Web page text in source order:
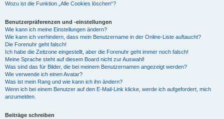
Wozu ist die Funktion „Alle Cookies löschen“?
Benutzerpräferenzen und -einstellungen
Wie kann ich meine Einstellungen ändern?
Wie kann ich verhindern, dass mein Benutzername in der Online-Liste auftaucht?
Die Forenuhr geht falsch!
Ich habe die Zeitzone eingestellt, aber die Forenuhr geht immer noch falsch!
Meine Sprache steht auf diesem Board nicht zur Auswahl!
Was sind das für Bilder, die bei meinem Benutzernamen angezeigt werden?
Wie verwende ich einen Avatar?
Was ist mein Rang und wie kann ich ihn ändern?
Wenn ich bei einem Benutzer auf den E-Mail-Link klicke, werde ich aufgefordert, mich
anzumelden.
Beiträge schreiben